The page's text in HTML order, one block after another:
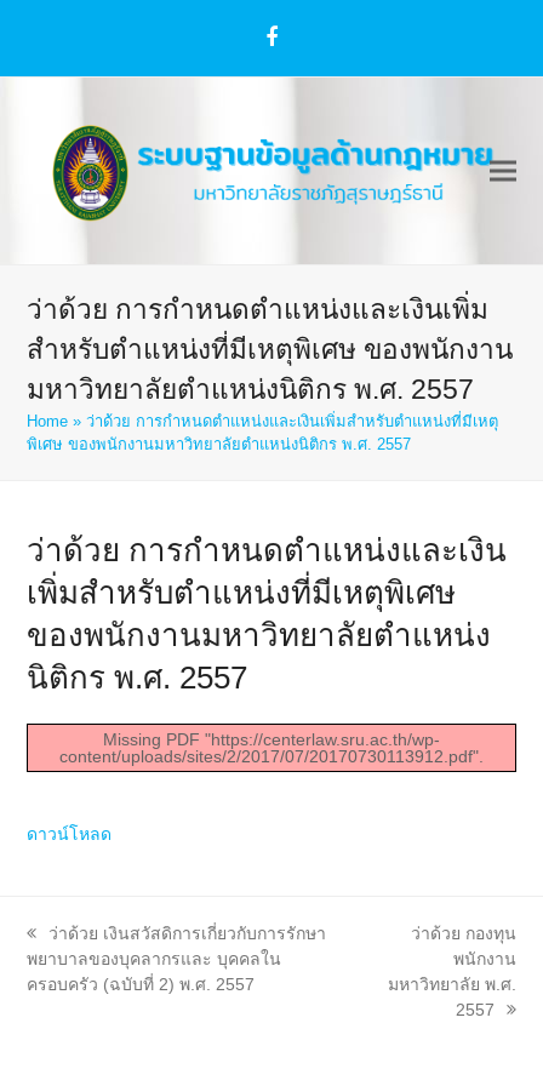
Facebook
ว่าด้วย การกำหนดตำแหน่งและเงินเพิ่ม
สำหรับตำแหน่งที่มีเหตุพิเศษ ของพนักงาน
มหาวิทยาลัยตำแหน่งนิติกร พ.ศ. 2557
Home »ว่าด้วย การกำหนดตำแหน่งและเงินเพิ่มสำหรับตำแหน่งที่มีเหตุ
พิเศษ ของพนักงานมหาวิทยาลัยตำแหน่งนิติกร พ.ศ. 2557
ว่าด้วย การกำหนดตำแหน่งและเงิน
เพิ่มสำหรับตำแหน่งที่มีเหตุพิเศษ
ของพนักงานมหาวิทยาลัยตำแหน่ง
นิติกร พ.ศ. 2557
Missing PDF "https://centerlaw.sru.ac.th/wp-
content/uploads/sites/2/2017/07/20170730113912.pdf".
ดาวน์โหลด
previous
post:
ว่าด้วย เงินสวัสดิการเกี่ยวกับการรักษา
พยาบาลของบุคลากรและ บุคคลใน
ครอบครัว (ฉบับที่ 2) พ.ศ. 2557
next
ว่าด้วย กองทุน
พนักงาน
มหาวิทยาลัย พ.ศ.
2557